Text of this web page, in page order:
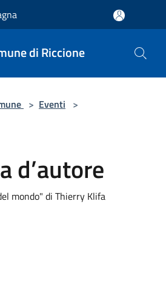
di Riccione
> Eventi >
d’autore
mondo" di Thierry Klifa